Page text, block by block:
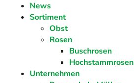
News
Sortiment
Obst
Rosen
Buschrosen
Hochstammrosen
Unternehmen